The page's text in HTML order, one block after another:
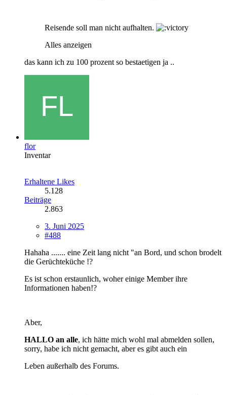
Reisende soll man nicht aufhalten.
Alles anzeigen
das kann ich zu 100 prozent so bestaetigen ja ..
flor
Inventar
Erhaltene Likes
5.128
Beiträge
2.863
3. Juni 2025
#488
Hahaha ....... eine Zeit lang nicht "an Bord, und schon brodelt
die Gerüchteküche !?
Es ist schon erstaunlich, woher einige Member ihre
Informationen haben!?
Aber,
HALLO an alle, ich hätte mich wohl mal abmelden sollen,
sorry, habe ich nicht gemacht, aber es gibt auch ein
Leben außerhalb des Forums.